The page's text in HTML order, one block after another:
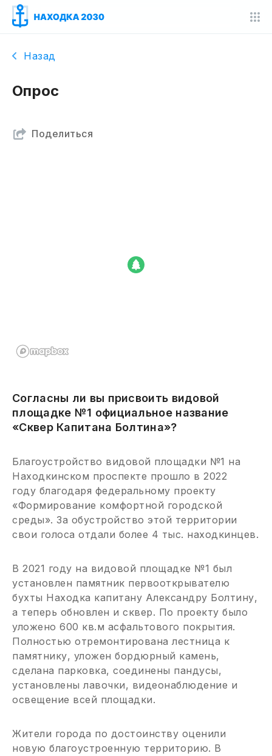
Назад
Опрос
Поделиться
Согласны ли вы присвоить видовой
площадке №1 официальное название
«Сквер Капитана Болтина»?
Благоустройство видовой площадки №1 на
Находкинском проспекте прошло в 2022
году благодаря федеральному проекту
«Формирование комфортной городской
среды». За обустройство этой территории
свои голоса отдали более 4 тыс. находкинцев.
В 2021 году на видовой площадке №1 был
установлен памятник первооткрывателю
бухты Находка капитану Александру Болтину,
а теперь обновлен и сквер. По проекту было
уложено 600 кв.м асфальтового покрытия.
Полностью отремонтирована лестница к
памятнику, уложен бордюрный камень,
сделана парковка, соединены пандусы,
установлены лавочки, видеонаблюдение и
освещение всей площадки.
Жители города по достоинству оценили
новую благоустроенную территорию. В